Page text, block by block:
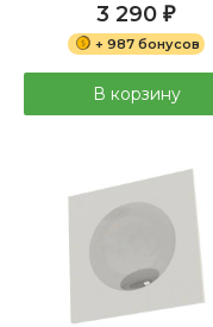
3 290 ₽
+ 987 бонусов
В корзину